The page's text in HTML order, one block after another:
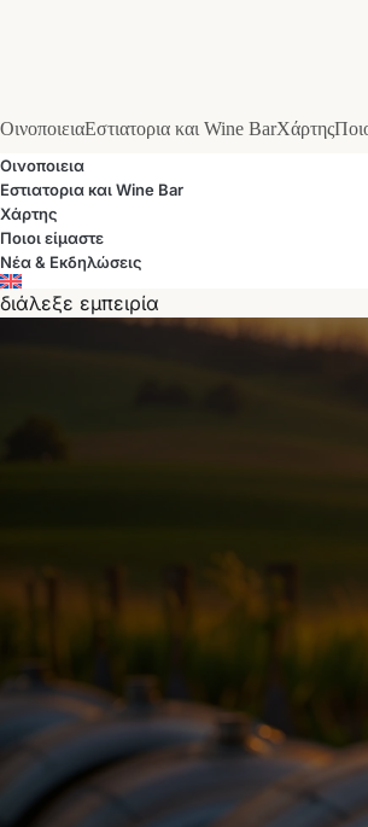
ΟινοποιειαΕστιατορια και Wine BarΧάρτης
Οινοποιεια
Εστιατορια και Wine Bar
Χάρτης
Ποιοι είμαστε
Νέα & Εκδηλώσεις
διάλεξε εμπειρία